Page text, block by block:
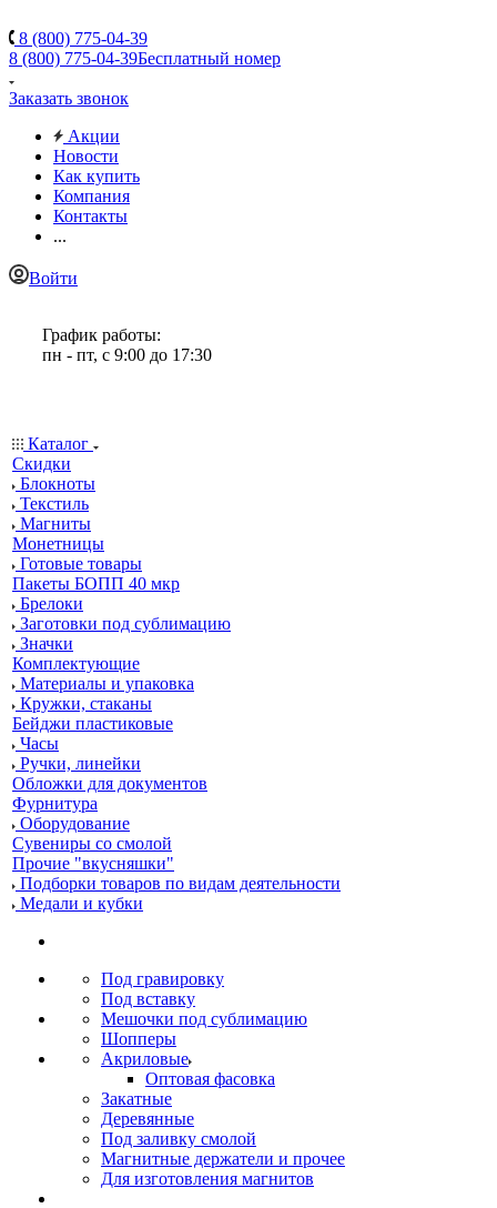
8 (800) 775-04-39
8 (800) 775-04-39Бесплатный номер
Заказать звонок
Акции
Новости
Как купить
Компания
Контакты
...
Войти
График работы:
пн - пт, с 9:00 до 17:30
Каталог
Скидки
Блокноты
Текстиль
Магниты
Монетницы
Готовые товары
Пакеты БОПП 40 мкр
Брелоки
Заготовки под сублимацию
Значки
Комплектующие
Материалы и упаковка
Кружки, стаканы
Бейджи пластиковые
Часы
Ручки, линейки
Обложки для документов
Фурнитура
Оборудование
Сувениры со смолой
Прочие "вкусняшки"
Подборки товаров по видам деятельности
Медали и кубки
Под гравировку
Под вставку
Мешочки под сублимацию
Шопперы
Акриловые
Оптовая фасовка
Закатные
Деревянные
Под заливку смолой
Магнитные держатели и прочее
Для изготовления магнитов